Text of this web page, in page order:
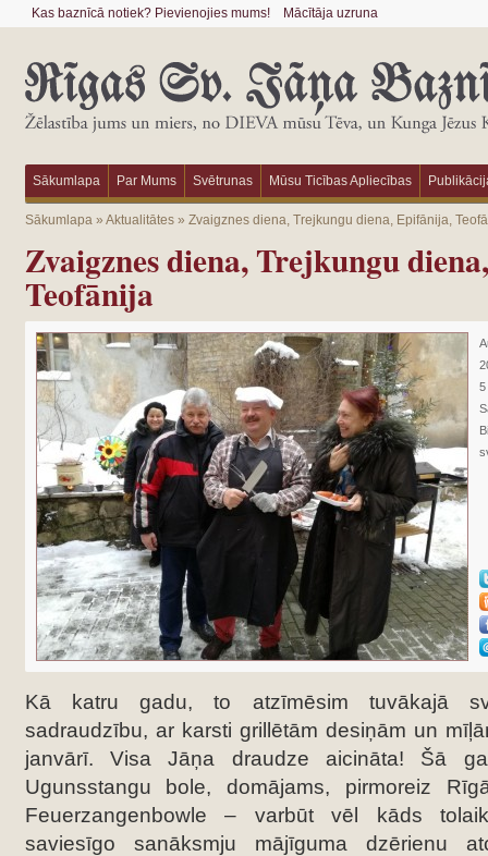
Kas baznīcā notiek? Pievienojies mums! Mācītāja uzruna
Sākumlapa Par Mums Svētrunas Mūsu Ticības Apliecības
Sākumlapa» Aktualitātes» Zvaigznes diena, Trejkungu diena, Epifānija,
Zvaigznes diena, Trejkungu
Teofānija
5
Kā katru gadu, to atzīmēsim tuvākajā
sadraudzību, ar karsti grillētām desiņām un
janvārī. Visa Jāņa draudze aicināta! Šā
Ugunsstangu bole, domājams, pirmoreiz
Feuerzangenbowle – varbūt vēl kāds
saviesīgo sanāksmju mājīguma dzērienu